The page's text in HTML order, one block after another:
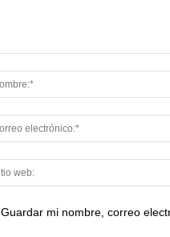
Guardar mi nombre, correo